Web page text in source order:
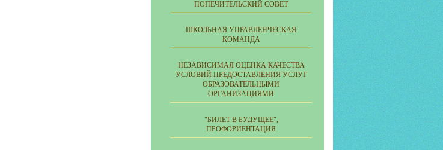
ПОПЕЧИТЕЛЬСКИЙ СОВЕТ
ШКОЛЬНАЯ УПРАВЛЕНЧЕСКАЯ
КОМАНДА
НЕЗАВИСИМАЯ ОЦЕНКА КАЧЕСТВА
УСЛОВИЙ ПРЕДОСТАВЛЕНИЯ УСЛУГ
ОБРАЗОВАТЕЛЬНЫМИ
ОРГАНИЗАЦИЯМИ
"БИЛЕТ В БУДУЩЕЕ",
ПРОФОРИЕНТАЦИЯ